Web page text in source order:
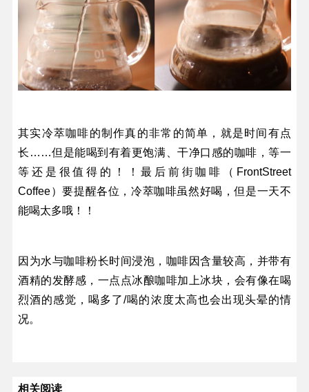
其实冷萃咖啡的制作真的非常的简单，就是时间有点
长……但是能喝到有着更饱满、干净口感的咖啡，等一
等还是很值得的！！最后前街咖啡（FrontStreet
Coffee）要提醒各位，冷萃咖啡虽然好喝，但是一天不
能喝太多哦！！
因为水与咖啡粉长时间浸泡，咖啡因含量较高，并带有
酒精的发酵感，一点点冰酿咖啡加上冰块，会有像在喝
烈酒的感觉，喝多了/喝的浓度太高也会出现头晕的情
况。
相关阅读